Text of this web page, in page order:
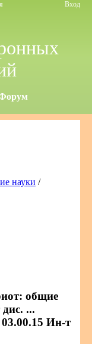
Вход
науки /
общие
...
Ин-т